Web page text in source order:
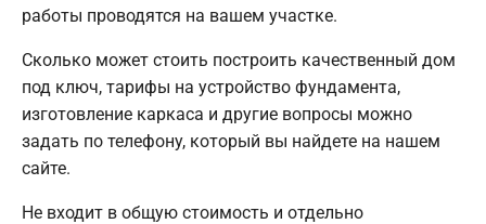
работы проводятся на вашем участке.
Сколько может стоить построить качественный дом
под ключ, тарифы на устройство фундамента,
изготовление каркаса и другие вопросы можно
задать по телефону, который вы найдете на нашем
сайте.
Не входит в общую стоимость и отдельно